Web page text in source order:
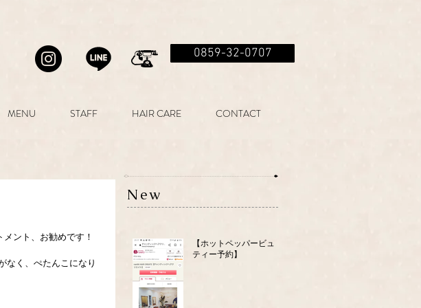
0859-32-0707
MENU STAFF HAIR CARE CONTACT
ント、お勧めです！
なく、ぺたんこになり
New
【ホットペッパービュー
ティー予約】